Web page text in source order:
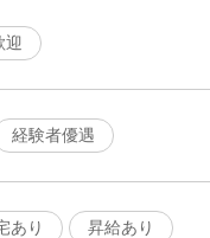
迎
経験者優遇
あり 昇給あり